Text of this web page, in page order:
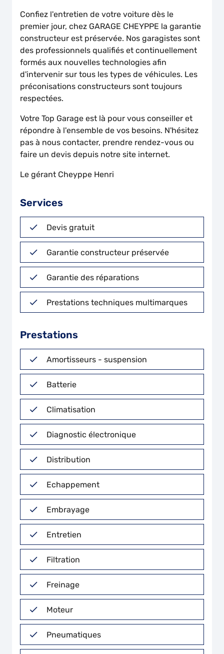
Confiez l'entretien de votre voiture dès le
premier jour, chez GARAGE CHEYPPE la garantie
constructeur est préservée. Nos garagistes sont
des professionnels qualifiés et continuellement
formés aux nouvelles technologies afin
d'intervenir sur tous les types de véhicules. Les
préconisations constructeurs sont toujours
respectées.
Votre Top Garage est là pour vous conseiller et
répondre à l'ensemble de vos besoins. N'hésitez
pas à nous contacter, prendre rendez-vous ou
faire un devis depuis notre site internet.
Le gérant Cheyppe Henri
Services
Devis gratuit
Garantie constructeur préservée
Garantie des réparations
Prestations techniques multimarques
Prestations
Amortisseurs - suspension
Batterie
Climatisation
Diagnostic électronique
Distribution
Echappement
Embrayage
Entretien
Filtration
Freinage
Moteur
Pneumatiques